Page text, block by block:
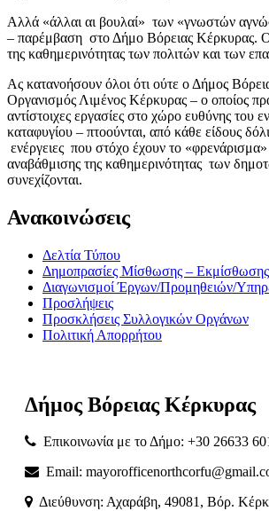
Αλλά «άλλαι αι βουλαί» των «γνωστών
– παρέμβαση στο Δήμο Βόρειας Κέρκυρας.
της καθημερινότητας των πολιτών και των
Ας κατανοήσουν όλοι ότι ούτε ο Δήμος
Οργανισμός Λιμένος Κέρκυρας – ο οποίος
αντίστοιχες εργασίες στο χώρο ευθύνης του
καταφυγίου – πτοούνται, από κάθε είδους
ενέργειες που στόχο έχουν το
αναβάθμισης της καθημερινότητας των
συνεχίζονται.
Ανακοινώσεις
Δελτία Τύπου
Δημοπρασίες Μίσθωσης – Εκμίσθωσης
Διαγωνισμοί Έργων/Προμηθειών/
Προσλήψεις
Προσκλήσεις Συλλογικών Οργάνων
Πολιτική Απορρήτου
Δήμος Βόρειας Κέρκυρας
Επικοινωνία με το Δήμο: +30 26633
Email:
Διεύθυνση: Αχαράβη, 49081, Βόρ.